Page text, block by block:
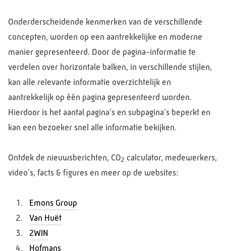
Onderderscheidende kenmerken van de verschillende
concepten, worden op een aantrekkelijke en moderne
manier gepresenteerd. Door de pagina-informatie te
verdelen over horizontale balken, in verschillende stijlen,
kan alle relevante informatie overzichtelijk en
aantrekkelijk op één pagina gepresenteerd worden.
Hierdoor is het aantal pagina's en subpagina's beperkt en
kan een bezoeker snel alle informatie bekijken.
Ontdek de nieuwsberichten, CO2 calculator, medewerkers,
video's, facts & figures en meer op de websites:
Emons Group
Van Huët
2WIN
Hofmans